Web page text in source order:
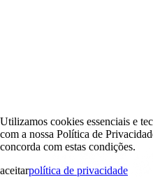
Utilizamos cookies essenciais e
com a nossa Política de
concorda com estas condições.
aceitarpolítica de privacidade